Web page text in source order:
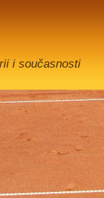
i současnosti